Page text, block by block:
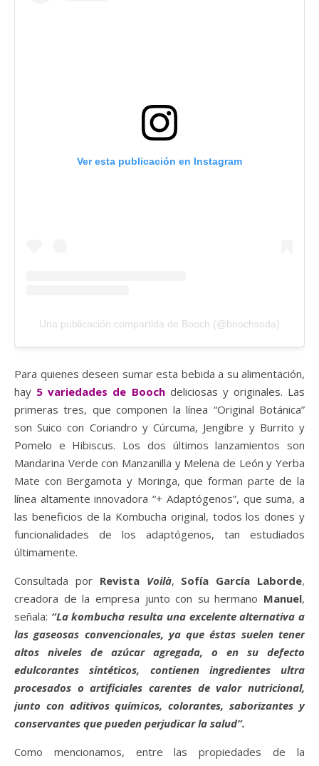
Ver esta publicación en Instagram
Una publicación compartida de Booch (@boochsoda)
Para quienes deseen sumar esta bebida a su alimentación,
hay 5 variedades de Booch deliciosas y originales. Las
primeras tres, que componen la línea “Original Botánica”
son Suico con Coriandro y Cúrcuma, Jengibre y Burrito y
Pomelo e Hibiscus. Los dos últimos lanzamientos son
Mandarina Verde con Manzanilla y Melena de León y Yerba
Mate con Bergamota y Moringa, que forman parte de la
línea altamente innovadora “+ Adaptógenos”, que suma, a
las beneficios de la Kombucha original, todos los dones y
funcionalidades de los adaptógenos, tan estudiados
últimamente.
Consultada por Revista Voilà, Sofía García Laborde,
creadora de la empresa junto con su hermano Manuel,
señala: “La kombucha resulta una excelente alternativa a
las gaseosas convencionales, ya que éstas suelen tener
altos niveles de azúcar agregada, o en su defecto
edulcorantes sintéticos, contienen ingredientes ultra
procesados o artificiales carentes de valor nutricional,
junto con aditivos químicos, colorantes, saborizantes y
conservantes que pueden perjudicar la salud”.
Como mencionamos, entre las propiedades de la